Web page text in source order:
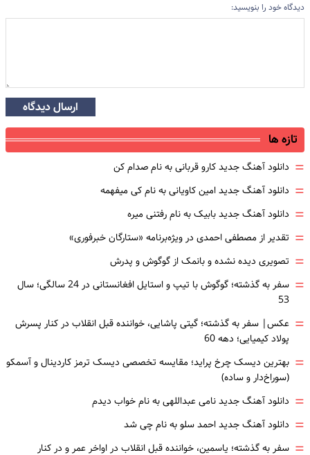
دیدگاه خود را بنویسید:
ارسال دیدگاه
تازه ها
= دانلود آهنگ جدید کارو قربانی به نام صدام کن
= دانلود آهنگ جدید امین کاویانی به نام کی میفهمه
= دانلود آهنگ جدید بابیک به نام رفتنی میره
= تقدیر از مصطفی احمدی در ویژه‌برنامه «ستارگان خبرفوری»
= تصویری دیده نشده و بانمک از گوگوش و پدرش
=
سفر به گذشته؛ گوگوش با تیپ و استایل افغانستانی در 24 سالگی؛ سال
53
= عکس| سفر به گذشته؛ گیتی پاشایی، خواننده قبل انقلاب در کنار پسرش
پولاد کیمیایی؛ دهه 60
= بهترین دیسک چرخ پراید؛ مقایسه تخصصی دیسک ترمز کاردینال و آسمکو
(سوراخ‌دار و ساده)
= دانلود آهنگ جدید نامی عبداللهی به نام خواب دیدم
= دانلود آهنگ جدید احمد سلو به نام چی شد
= سفر به گذشته؛ یاسمین، خواننده قبل انقلاب در اواخر عمر و در کنار